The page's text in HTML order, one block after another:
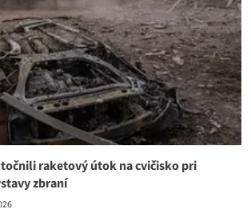
raketový útok na cvičisko pri
zbraní